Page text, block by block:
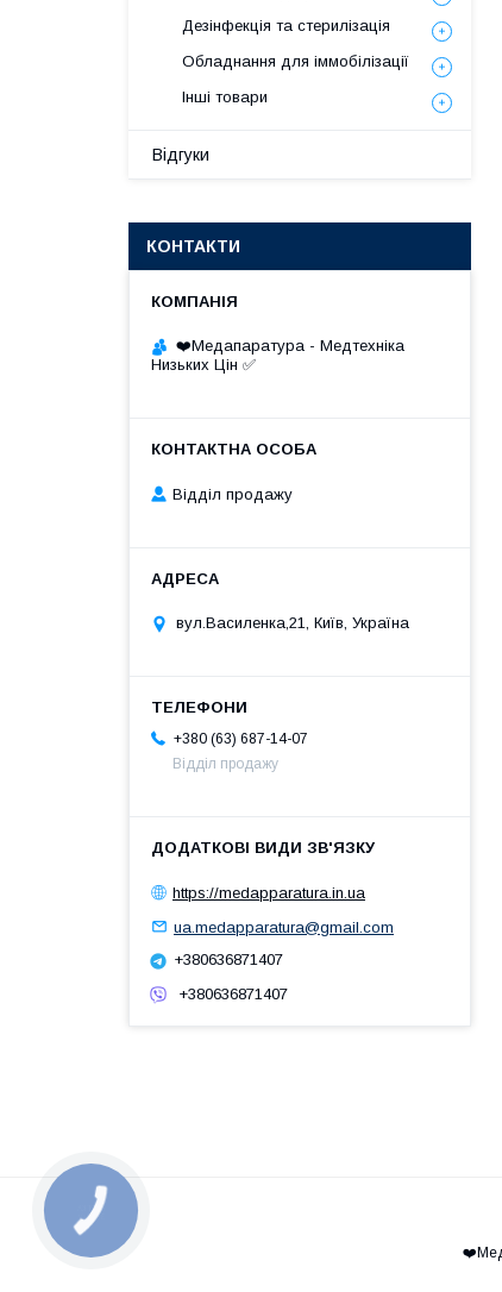
Дезінфекція та стерилізація
Обладнання для іммобілізації
Інші товари
Відгуки
КОНТАКТИ
❤️Медапаратура - Медтехніка
Низьких Цін ✅
Відділ продажу
вул.Василенка,21, Київ, Україна
+380 (63) 687-14-07
Відділ продажу
https://medapparatura.in.ua
ua.medapparatura@gmail.com
+380636871407
+380636871407
КНОПКА
ЗВ'ЯЗКУ